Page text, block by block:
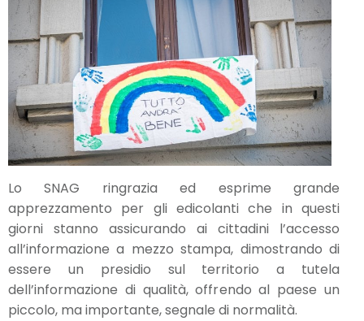
Lo SNAG ringrazia ed esprime grande
apprezzamento per gli edicolanti che in questi
giorni stanno assicurando ai cittadini l’accesso
all’informazione a mezzo stampa, dimostrando di
essere un presidio sul territorio a tutela
dell’informazione di qualità, offrendo al paese un
piccolo, ma importante, segnale di normalità.